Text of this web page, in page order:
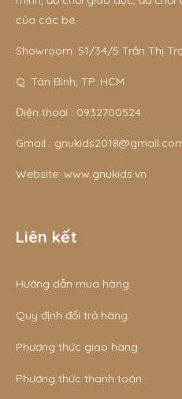
của các bé.
Showroom: 51/34/5 Trần Thị
Q. Tân Bình, TP. HCM
Điện thoại : 0932700524
Gmail :
Website: www.gnukids.vn
Liên kết
Hướng dẫn mua hàng
Quy định đổi trả hàng
Phương thức giao hàng
Phương thức thanh toán